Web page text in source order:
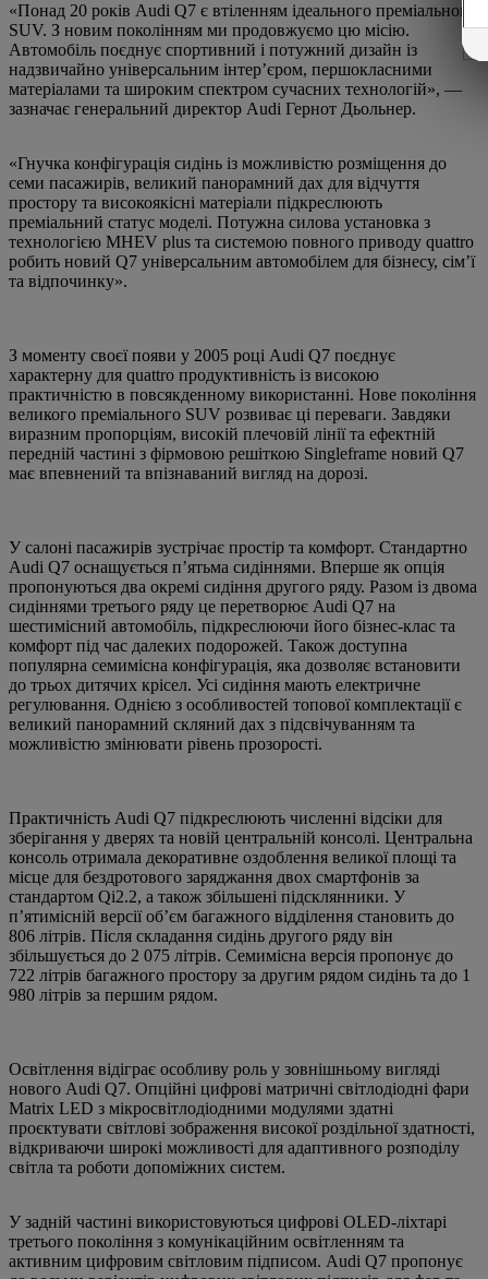
«Понад 20 років Audi Q7 є втіленням ідеального преміального
SUV. З новим поколінням ми продовжуємо цю місію.
Автомобіль поєднує спортивний і потужний дизайн із
надзвичайно універсальним інтер’єром, першокласними
матеріалами та широким спектром сучасних технологій», —
зазначає генеральний директор Audi Гернот Дьольнер.
«Гнучка конфігурація сидінь із можливістю розміщення до
семи пасажирів, великий панорамний дах для відчуття
простору та високоякісні матеріали підкреслюють
преміальний статус моделі. Потужна силова установка з
технологією MHEV plus та системою повного приводу quattro
робить новий Q7 універсальним автомобілем для бізнесу, сім’ї
та відпочинку».
З моменту своєї появи у 2005 році Audi Q7 поєднує
характерну для quattro продуктивність із високою
практичністю в повсякденному використанні. Нове покоління
великого преміального SUV розвиває ці переваги. Завдяки
виразним пропорціям, високій плечовій лінії та ефектній
передній частині з фірмовою решіткою Singleframe новий Q7
має впевнений та впізнаваний вигляд на дорозі.
У салоні пасажирів зустрічає простір та комфорт. Стандартно
Audi Q7 оснащується п’ятьма сидіннями. Вперше як опція
пропонуються два окремі сидіння другого ряду. Разом із двома
сидіннями третього ряду це перетворює Audi Q7 на
шестимісний автомобіль, підкреслюючи його бізнес-клас та
комфорт під час далеких подорожей. Також доступна
популярна семимісна конфігурація, яка дозволяє встановити
до трьох дитячих крісел. Усі сидіння мають електричне
регулювання. Однією з особливостей топової комплектації є
великий панорамний скляний дах з підсвічуванням та
можливістю змінювати рівень прозорості.
Практичність Audi Q7 підкреслюють численні відсіки для
зберігання у дверях та новій центральній консолі. Центральна
консоль отримала декоративне оздоблення великої площі та
місце для бездротового заряджання двох смартфонів за
стандартом Qi2.2, а також збільшені підсклянники. У
п’ятимісній версії об’єм багажного відділення становить до
806 літрів. Після складання сидінь другого ряду він
збільшується до 2 075 літрів. Семимісна версія пропонує до
722 літрів багажного простору за другим рядом сидінь та до 1
980 літрів за першим рядом.
Освітлення відіграє особливу роль у зовнішньому вигляді
нового Audi Q7. Опційні цифрові матричні світлодіодні фари
Matrix LED з мікросвітлодіодними модулями здатні
проєктувати світлові зображення високої роздільної здатності,
відкриваючи широкі можливості для адаптивного розподілу
світла та роботи допоміжних систем.
У задній частині використовуються цифрові OLED-ліхтарі
третього покоління з комунікаційним освітленням та
активним цифровим світловим підписом. Audi Q7 пропонує